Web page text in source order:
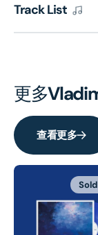
Track List
更多
查看更多